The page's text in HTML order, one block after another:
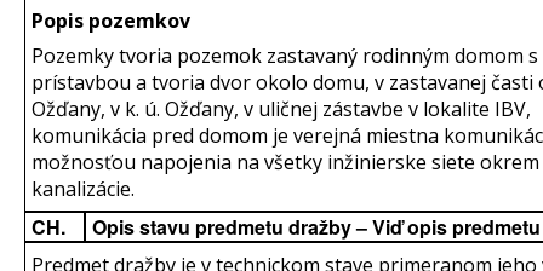
Popis pozemkov
Pozemky tvoria pozemok zastavaný rodinným domom s
prístavbou a tvoria dvor okolo domu, v zastavanej časti
Ožďany, v k. ú. Ožďany, v uličnej zástavbe v lokalite IBV,
komunikácia pred domom je verejná miestna
možnosťou napojenia na všetky inžinierske siete okrem
kanalizácie.
CH. Opis stavu predmetu dražby – Viď opis
Predmet dražby je v technickom stave primeranom jeho